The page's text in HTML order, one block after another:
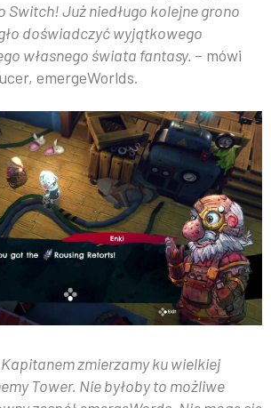
Switch! Już niedługo kolejne grono
doświadczyć wyjątkowego
własnego świata fantasy. – mówi
emergeWorlds.
Kapitanem zmierzamy ku wielkiej
Tower. Nie byłoby to możliwe